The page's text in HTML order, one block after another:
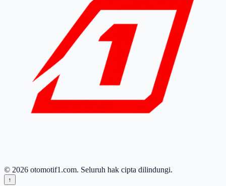
© 2026 otomotif1.com. Seluruh hak cipta dilindungi.
↑